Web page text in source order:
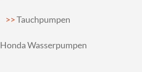
Tauchpumpen
Honda Wasserpumpen